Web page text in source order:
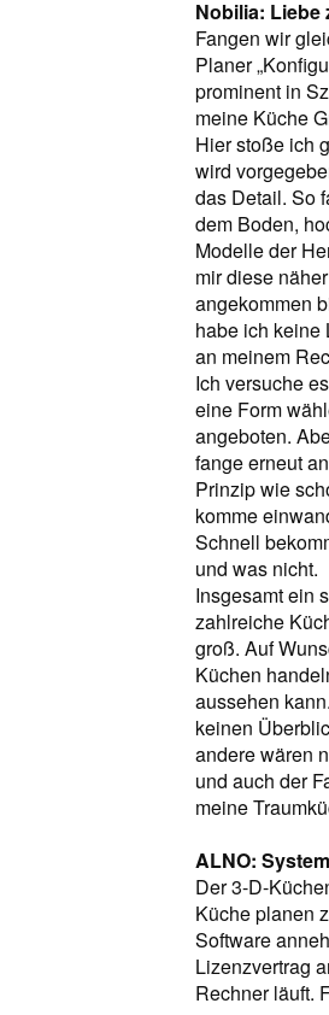
Nobilia: Liebe
Fangen wir
Planer
prominent in
meine Küche
Hier stoße ich
wird
das Detail. So
dem Boden,
Modelle der
mir diese
angekommen
habe ich keine
an meinem
Ich versuche
eine Form
angeboten.
fange erneut
Prinzip wie
komme
Schnell
und was nicht.
Insgesamt ein
zahlreiche
groß. Auf
Küchen
aussehen
keinen
andere wären
und auch der
meine
ALNO:
Der 3-D-
Küche planen
Software
Lizenzvertrag
Rechner läuft.